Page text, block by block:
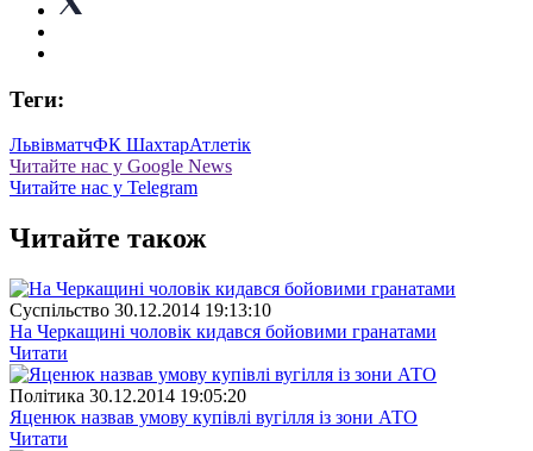
Теги:
ЛьвівматчФК ШахтарАтлетік
Читайте нас у Google News
Читайте нас у Telegram
Читайте також
Суспiльство 30.12.2014 19:13:10
На Черкащині чоловік кидався бойовими гранатами
Читати
Полiтика 30.12.2014 19:05:20
Яценюк назвав умову купівлі вугілля із зони АТО
Читати